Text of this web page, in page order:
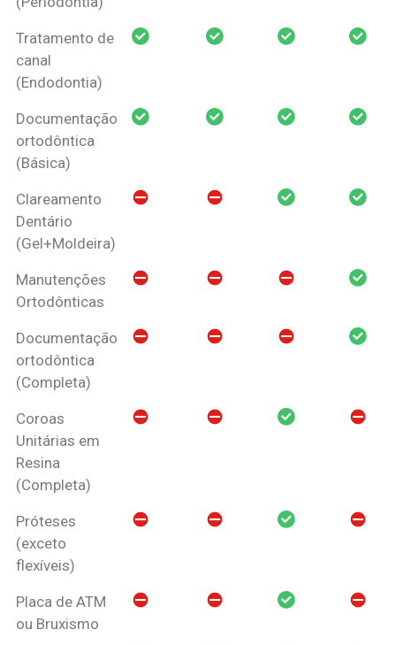
Tratamento de
canal
(Endodontia)
Documentação
ortodôntica
(Básica)
Clareamento
Dentário
(Gel+Moldeira)
Manutenções
Ortodônticas
Documentação
ortodôntica
(Completa)
Coroas
Unitárias em
Resina
(Completa)
Próteses
(exceto
flexíveis)
Placa de ATM
ou Bruxismo